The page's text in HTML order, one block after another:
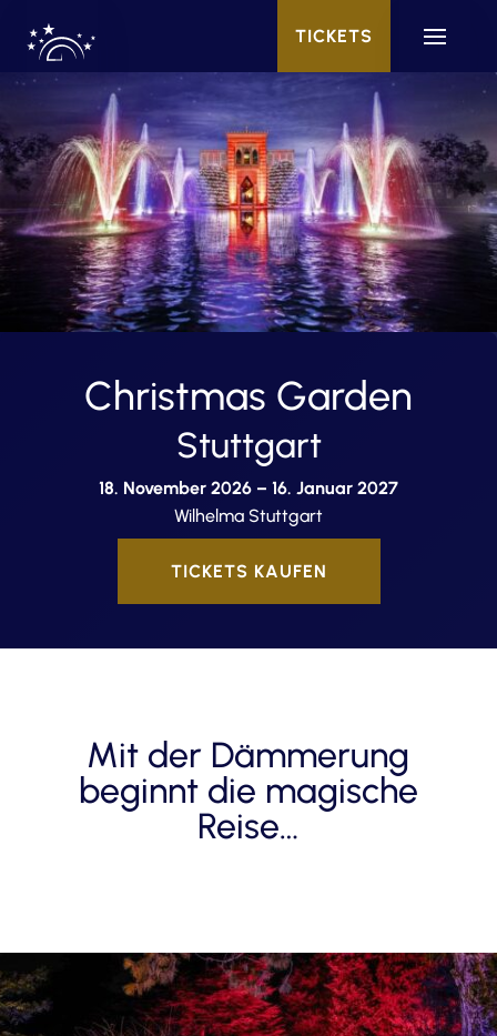
TICKETS
Christmas Garden
Stuttgart
18. November 2026 – 16. Januar 2027
Wilhelma Stuttgart
TICKETS KAUFEN
Mit der Dämmerung
beginnt die magische
Reise…